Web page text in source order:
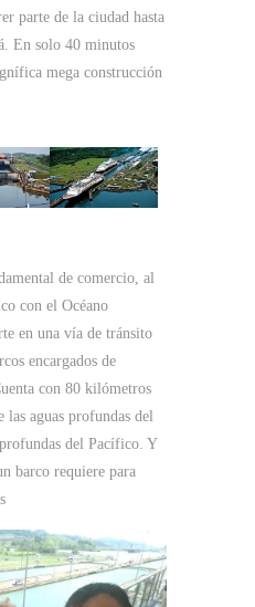
parte de la ciudad hasta
En solo 40 minutos
mega construcción
de comercio, al
con el Océano
en una vía de tránsito
encargados de
con 80 kilómetros
aguas profundas del
del Pacífico. Y
barco requiere para